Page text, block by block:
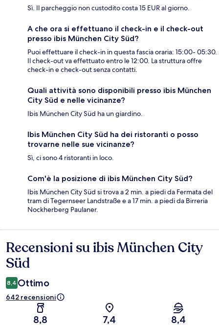
Sì. Il parcheggio non custodito costa 15 EUR al giorno.
A che ora si effettuano il check-in e il check-out
presso ibis München City Süd?
Puoi effettuare il check-in in questa fascia oraria: 15:00- 05:30.
Il check-out va effettuato entro le 12:00. La struttura offre
check-in e check-out senza contatti.
Quali attività sono disponibili presso ibis München
City Süd e nelle vicinanze?
Ibis München City Süd ha un giardino.
Ibis München City Süd ha dei ristoranti o posso
trovarne nelle sue vicinanze?
Sì, ci sono 4 ristoranti in loco.
Com'è la posizione di ibis München City Süd?
Ibis München City Süd si trova a 2 min. a piedi da Fermata del
tram di Tegernseer Landstraße e a 17 min. a piedi da Birreria
Nockherberg Paulaner.
Recensioni
Recensioni su ibis München City
Süd
8,4 Ottimo
642 recensioni
8,8 7,4 8,4